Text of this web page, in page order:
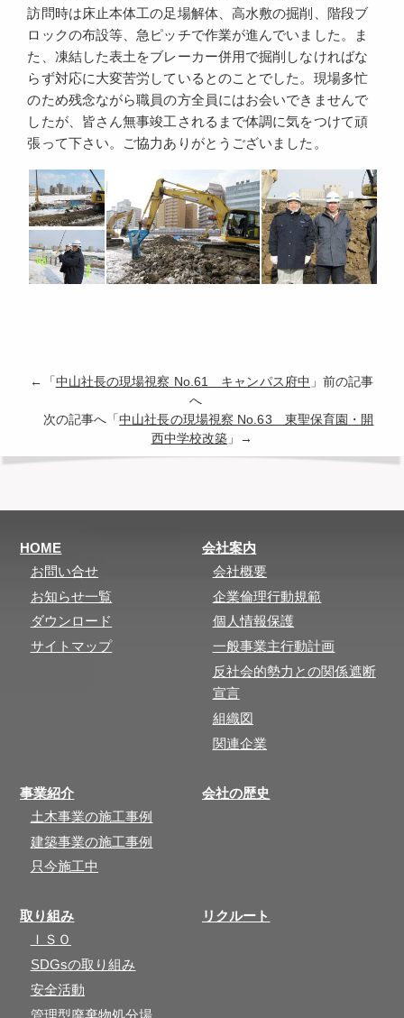
訪問時は床止本体工の足場解体、高水敷の掘削、階段ブ
ロックの布設等、急ピッチで作業が進んでいました。ま
た、凍結した表土をブレーカー併用で掘削しなければな
らず対応に大変苦労しているとのことでした。現場多忙
のため残念ながら職員の方全員にはお会いできませんで
したが、皆さん無事竣工されるまで体調に気をつけて頑
張って下さい。ご協力ありがとうございました。
←「 中山社長の現場視察 No.61 キャンパス府中 」前の記事
へ
次の記事へ「中山社長の現場視察 No.63 東聖保育園・開
西中学校改築 」→
HOME
お問い合せ
お知らせ一覧
ダウンロード
サイトマップ
会社案内
会社概要
企業倫理行動規範
個人情報保護
一般事業主行動計画
反社会的勢力との関係遮断
宣言
組織図
関連企業
事業紹介
土木事業の施工事例
建築事業の施工事例
只今施工中
会社の歴史
取り組み
ＩＳＯ
SDGsの取り組み
安全活動
管理型廃棄物処分場
リクルート